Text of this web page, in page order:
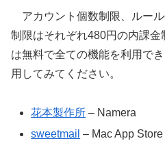
アカウント個数制限、ルー
制限はそれぞれ480円の内課
は無料で全ての機能を利用で
用してみてください。
花本製作所 – Namera
sweetmail – Mac App Store